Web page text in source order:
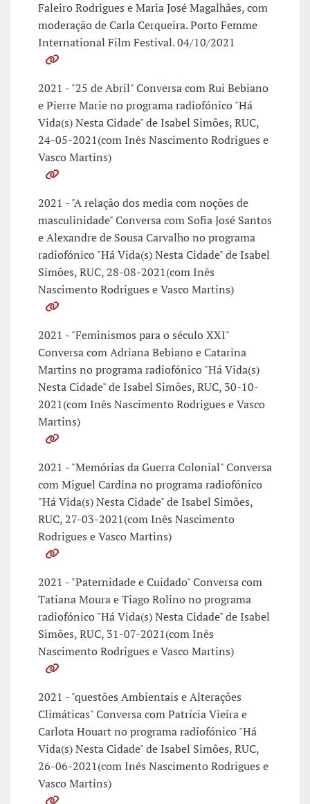
Faleiro Rodrigues e Maria José Magalhães, com
moderação de Carla Cerqueira. Porto Femme
International Film Festival. 04/10/2021
2021 - "25 de Abril" Conversa com Rui Bebiano
e Pierre Marie no programa radiofónico "Há
Vida(s) Nesta Cidade" de Isabel Simões, RUC,
24-05-2021(com Inês Nascimento Rodrigues e
Vasco Martins)
2021 - "A relação dos media com noções de
masculinidade" Conversa com Sofia José Santos
e Alexandre de Sousa Carvalho no programa
radiofónico "Há Vida(s) Nesta Cidade" de Isabel
Simões, RUC, 28-08-2021(com Inês
Nascimento Rodrigues e Vasco Martins)
2021 - "Feminismos para o século XXI"
Conversa com Adriana Bebiano e Catarina
Martins no programa radiofónico "Há Vida(s)
Nesta Cidade" de Isabel Simões, RUC, 30-10-
2021(com Inês Nascimento Rodrigues e Vasco
Martins)
2021 - "Memórias da Guerra Colonial" Conversa
com Miguel Cardina no programa radiofónico
"Há Vida(s) Nesta Cidade" de Isabel Simões,
RUC, 27-03-2021(com Inês Nascimento
Rodrigues e Vasco Martins)
2021 - "Paternidade e Cuidado" Conversa com
Tatiana Moura e Tiago Rolino no programa
radiofónico "Há Vida(s) Nesta Cidade" de Isabel
Simões, RUC, 31-07-2021(com Inês
Nascimento Rodrigues e Vasco Martins)
2021 - "questões Ambientais e Alterações
Climáticas" Conversa com Patrícia Vieira e
Carlota Houart no programa radiofónico "Há
Vida(s) Nesta Cidade" de Isabel Simões, RUC,
26-06-2021(com Inês Nascimento Rodrigues e
Vasco Martins)